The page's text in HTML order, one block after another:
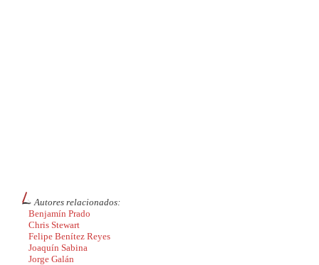
Autores relacionados:
Benjamín Prado
Chris Stewart
Felipe Benítez Reyes
Joaquín Sabina
Jorge Galán